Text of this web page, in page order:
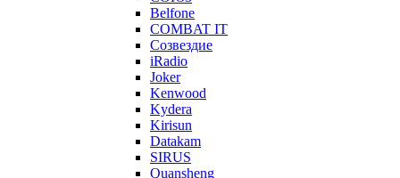
Belfone
COMBAT IT
Созвездие
iRadio
Joker
Kenwood
Kydera
Kirisun
Datakam
SIRUS
Quansheng